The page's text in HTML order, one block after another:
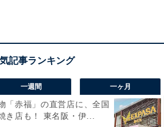
対象商品にひとめでわかるロカボ表示がある
一週間 一ヶ月
「赤福」の直営店に、全国
き店も！ 東名阪・伊...